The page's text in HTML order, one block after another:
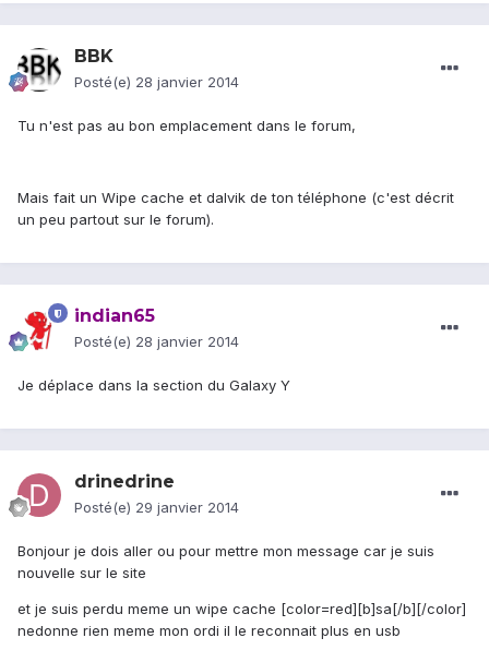
BBK
Posté(e) 28 janvier 2014
Tu n'est pas au bon emplacement dans le forum,
Mais fait un Wipe cache et dalvik de ton téléphone (c'est décrit
un peu partout sur le forum).
indian65
Posté(e) 28 janvier 2014
Je déplace dans la section du Galaxy Y
drinedrine
Posté(e) 29 janvier 2014
Bonjour je dois aller ou pour mettre mon message car je suis
nouvelle sur le site
et je suis perdu meme un wipe cache [color=red][b]sa[/b][/color]
nedonne rien meme mon ordi il le reconnait plus en usb